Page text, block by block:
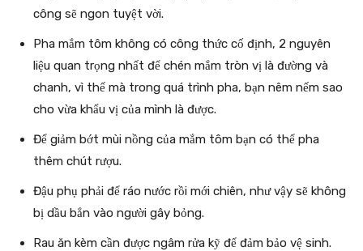
công sẽ ngon tuyệt vời.
Pha mắm tôm không có công thức cố định, 2 nguyên
liệu quan trọng nhất để chén mắm tròn vị là đường và
chanh, vì thế mà trong quá trình pha, bạn nêm nếm sao
cho vừa khẩu vị của mình là được.
Để giảm bớt mùi nồng của mắm tôm bạn có thể pha
thêm chút rượu.
Đậu phụ phải để ráo nước rồi mới chiên, như vậy sẽ không
bị dầu bắn vào người gây bỏng.
Rau ăn kèm cần được ngâm rửa kỹ để đảm bảo vệ sinh.